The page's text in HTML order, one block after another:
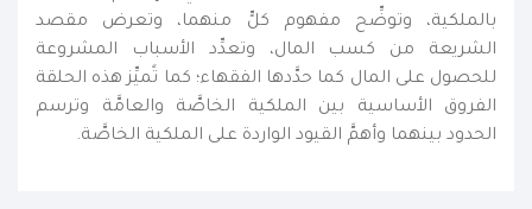
بالملكية، وتوضِّح مفهوم كلٍّ منهما، وتعرض مقصد
الشريعة من كسب المال، وتعدِّد الأسباب المشروعة
للحصول على المال كما حدَّدها الفقهاء؛ كما تًميِّز هذه الحلقة
الفروق الأساسية بين الملكية الخاصَّة والعامَّة وترسم
الحدود بينهما وأهمَّ القيود الواردة على الملكية الخاصَّة.